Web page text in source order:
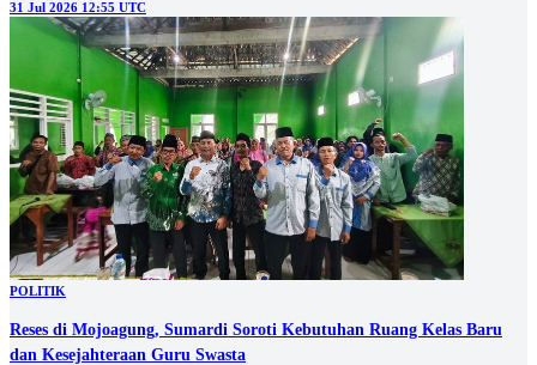
31 Jul 2026 12:55 UTC
POLITIK
Reses di Mojoagung, Sumardi Soroti Kebutuhan Ruang Kelas Baru
dan Kesejahteraan Guru Swasta